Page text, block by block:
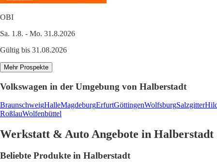
OBI
Sa. 1.8. - Mo. 31.8.2026
Gültig bis 31.08.2026
Mehr Prospekte
Volkswagen in der Umgebung von Halberstadt
BraunschweigHalleMagdeburgErfurtGöttingenWolfsburgSalzgitter
RoßlauWolfenbüttel
Werkstatt & Auto Angebote in Halberstadt
Beliebte Produkte in Halberstadt